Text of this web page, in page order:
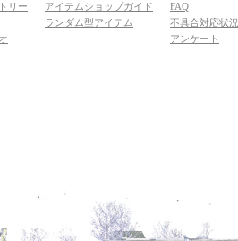
リー
アイテムショップガイド
ランダム型アイテム
FAQ
不具合対応状況
アンケート